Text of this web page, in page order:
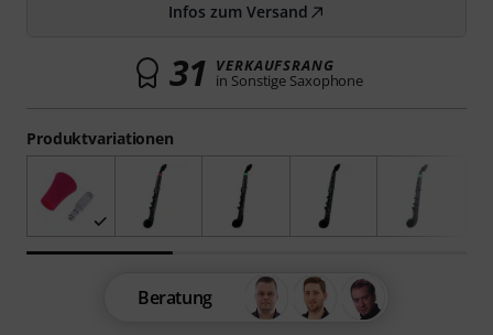
Produktvariationen
Infos zum Versand
31 VERKAUFSRANG
in Sonstige Saxophone
Beratung